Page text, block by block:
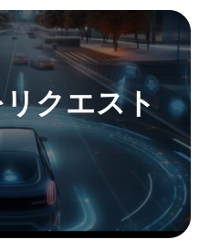
クエスト